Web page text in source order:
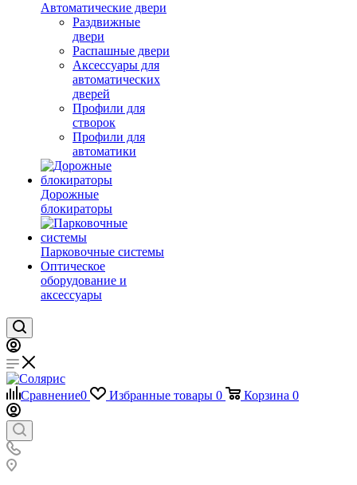
Автоматические двери
Раздвижные
двери
Распашные двери
Аксессуары для
автоматических
дверей
Профили для
створок
Профили для
автоматики
Дорожные
блокираторы
Парковочные системы
Оптическое
оборудование и
аксессуары
Сравнение0 Избранные товары 0 Корзина 0